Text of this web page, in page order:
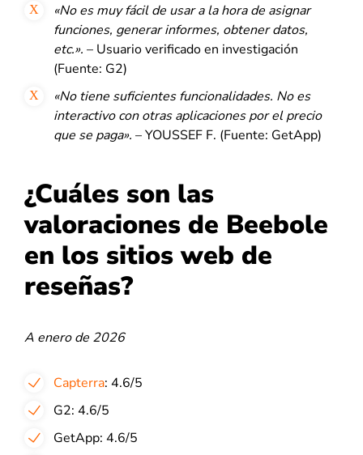
«No es muy fácil de usar a la hora de asignar
funciones, generar informes, obtener datos,
etc.». – Usuario verificado en investigación
(Fuente: G2)
«No tiene suficientes funcionalidades. No es
interactivo con otras aplicaciones por el precio
que se paga». – YOUSSEF F. (Fuente: GetApp)
¿Cuáles son las
valoraciones de Beebole
en los sitios web de
reseñas?
A enero de 2026
Capterra: 4.6/5
G2: 4.6/5
GetApp: 4.6/5